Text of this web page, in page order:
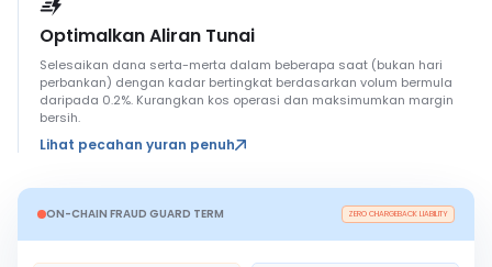
Optimalkan Aliran Tunai
Selesaikan dana serta-merta dalam beberapa saat (bukan hari
perbankan) dengan kadar bertingkat berdasarkan volum bermula
daripada 0.2%. Kurangkan kos operasi dan maksimumkan margin
bersih.
Lihat pecahan yuran penuh
ON-CHAIN FRAUD GUARD TERM ZERO CHARGEBACK LIABILITY